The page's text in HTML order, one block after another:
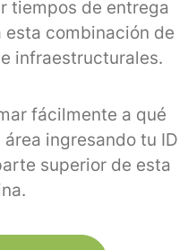
tiempos de entrega
combinación de
infraestructurales.
fácilmente a qué
ingresando tu ID
superior de esta